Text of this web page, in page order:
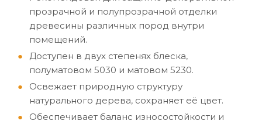
прозрачной и полупрозрачной отделки
древесины различных пород внутри
помещений.
Доступен в двух степенях блеска,
полуматовом 5030 и матовом 5230.
Освежает природную структуру
натурального дерева, сохраняет её цвет.
Обеспечивает баланс износостойкости и